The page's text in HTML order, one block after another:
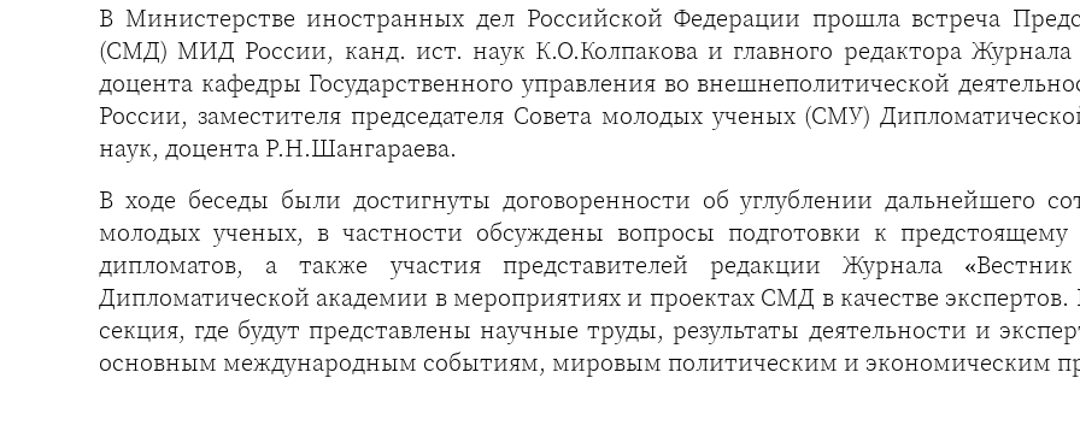
В Министерстве иностранных дел Российской Федерации прошла встреча
(СМД) МИД России, канд. ист. наук К.О.Колпакова и главного редактора Журнала
доцента кафедры Государственного управления во внешнеполитической
России, заместителя председателя Совета молодых ученых (СМУ)
наук, доцента Р.Н.Шангараева.
В ходе беседы были достигнуты договоренности об углублении дальнейшего
молодых ученых, в частности обсуждены вопросы подготовки к
дипломатов, а также участия представителей редакции Журнала
Дипломатической академии в мероприятиях и проектах СМД в качестве
секция, где будут представлены научные труды, результаты деятельности и
основным международным событиям, мировым политическим и экономическим